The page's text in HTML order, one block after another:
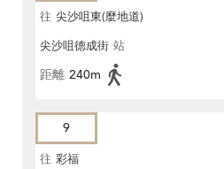
往 尖沙咀東(麼地道)
尖沙咀德成街 站
距離 240m
9
往 彩福